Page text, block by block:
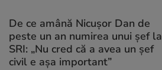
De ce amână Nicușor Dan de
peste un an numirea unui șef la
SRI: „Nu cred că a avea un şef
civil e așa important”